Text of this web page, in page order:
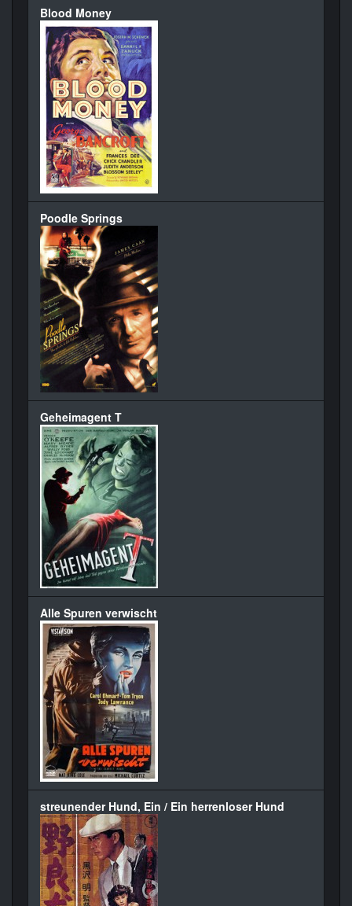
Blood Money
Poodle Springs
Geheimagent T
Alle Spuren verwischt
streunender Hund, Ein / Ein herrenloser Hund